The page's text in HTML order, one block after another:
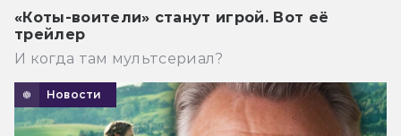
«Коты-воители» станут игрой. Вот её
трейлер
И когда там мультсериал?
Новости